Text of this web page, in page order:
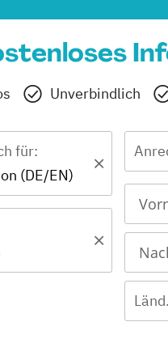
Unverbindlich
für:
(DE/EN)